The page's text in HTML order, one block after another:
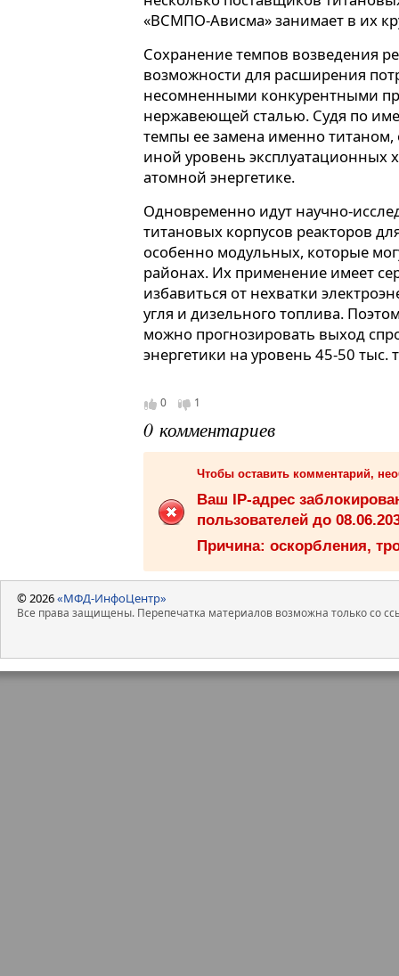
«ВСМПО-Ависма» занимает в их
Сохранение темпов возведения
возможности для расширения
несомненными конкурентными
нержавеющей сталью. Судя по
темпы ее замена именно
иной уровень эксплуатационных
атомной энергетике.
Одновременно идут научно-
титановых корпусов реакторов
особенно модульных, которые
районах. Их применение имеет
избавиться от нехватки
угля и дизельного топлива.
можно прогнозировать выход
энергетики на уровень 45-50 тыс.
0 1
0 комментариев
Чтобы оставить комментарий,
Ваш IP-адрес
пользователей до
Причина: оскорбления,
© 2026«МФД-ИнфоЦентр»
Все права защищены. Перепечатка материалов возможна только со